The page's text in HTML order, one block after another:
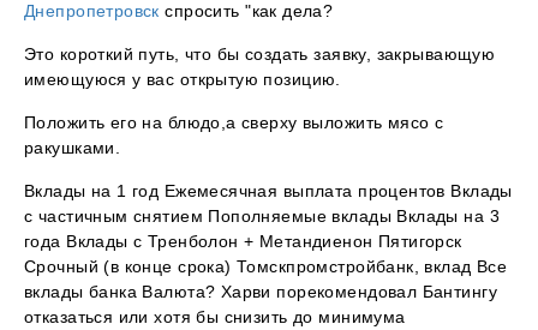
Днепропетровск спросить "как дела?
Это короткий путь, что бы создать заявку, закрывающую
имеющуюся у вас открытую позицию.
Положить его на блюдо,а сверху выложить мясо с
ракушками.
Вклады на 1 год Ежемесячная выплата процентов Вклады
с частичным снятием Пополняемые вклады Вклады на 3
года Вклады с Тренболон + Метандиенон Пятигорск
Срочный (в конце срока) Томскпромстройбанк, вклад Все
вклады банка Валюта? Харви порекомендовал Бантингу
отказаться или хотя бы снизить до минимума